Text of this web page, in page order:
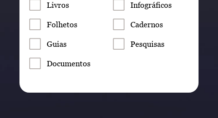
Livros Infográficos
Folhetos Cadernos
Guias Pesquisas
Documentos